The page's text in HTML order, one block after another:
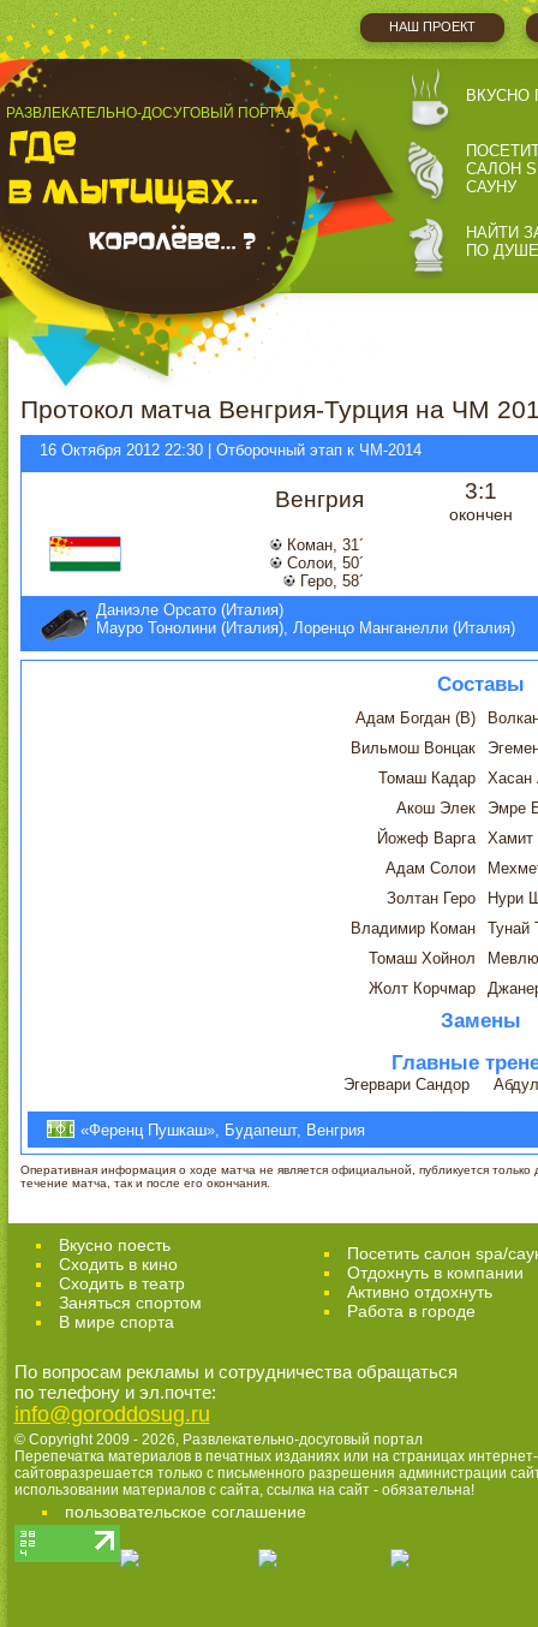
НАШ ПРОЕКТ
РАЗВЛЕКАТЕЛЬНО-ДОСУГОВЫЙ ПОРТАЛ
ВКУСНО
САЛОН
САУНУ
НАЙТИ
ПО ДУШЕ
Протокол матча Венгрия-Турция на ЧМ
16 Октября 2012 22:30 | Отборочный этап к ЧМ-2014
Венгрия 3:1
окончен
Коман, 31´
Солои, 50´
Геро, 58´
Даниэле Орсато (Италия)
Мауро Тонолини (Италия), Лоренцо Манганелли (Италия)
Составы
Адам Богдан (В)
Вильмош Вонцак
Томаш Кадар
Акош Элек
Эмре
Йожеф Варга
Хамит
Адам Солои
Золтан Геро
Нури
Владимир Коман
Тунай
Томаш Хойнол
Жолт Корчмар
Замены
Главные
Эгервари Сандор
«Ференц Пушкаш», Будапешт, Венгрия
Оперативная информация о ходе матча не является официальной, публикуется только
течение матча, так и после его окончания.
Вкусно поесть
Сходить в кино
Cходить в театр
Заняться спортом
В мире спорта
Посетить салон spa/
Отдохнуть в компании
Активно отдохнуть
Работа в городе
По вопросам рекламы и сотрудничества обращаться
по телефону и эл.почте:
info@goroddosug.ru
© Copyright 2009 - 2026, Развлекательно-досуговый портал
Перепечатка материалов в печатных изданиях или на страницах интернет-
сайтовразрешается только с письменного разрешения администрации
использовании материалов с сайта, ссылка на сайт - обязательна!
пользовательское соглашение